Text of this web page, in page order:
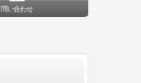
問い合わせ